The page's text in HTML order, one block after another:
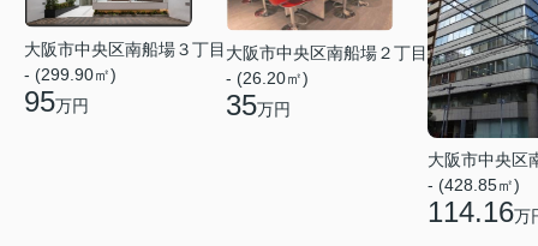
大阪市中央区南船場３丁目
- (299.90㎡)
95万円
大阪市中央区南船場２丁目
- (26.20㎡)
35万円
大阪市中央区
- (428.85㎡)
114.16万